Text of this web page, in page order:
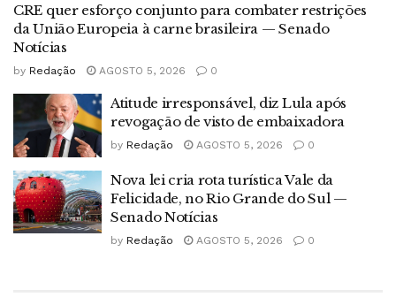
CRE quer esforço conjunto para combater restrições
da União Europeia à carne brasileira — Senado
Notícias
by Redação AGOSTO 5, 2026 0
Atitude irresponsável, diz Lula após
revogação de visto de embaixadora
by Redação AGOSTO 5, 2026 0
Nova lei cria rota turística Vale da
Felicidade, no Rio Grande do Sul —
Senado Notícias
by Redação AGOSTO 5, 2026 0